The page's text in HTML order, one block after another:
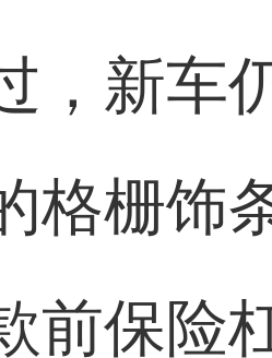
，新车
格栅饰
前保险